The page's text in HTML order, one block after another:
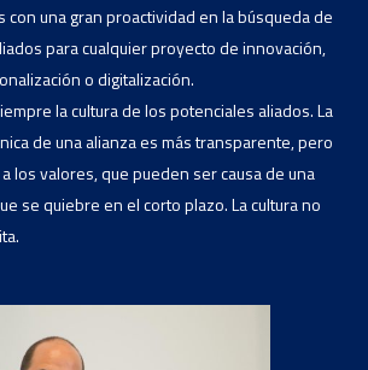
con una gran proactividad en la búsqueda de
para cualquier proyecto de innovación,
o digitalización.
la cultura de los potenciales aliados. La
de una alianza es más transparente, pero
los valores, que pueden ser causa de una
se quiebre en el corto plazo. La cultura no